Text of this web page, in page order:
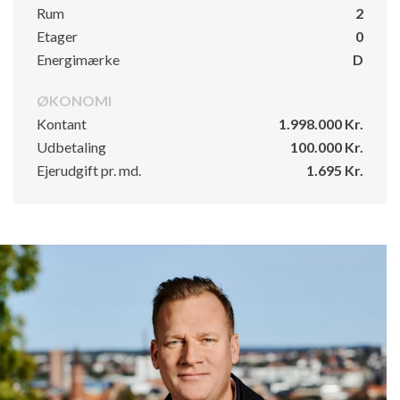
Rum
2
Etager
0
Energimærke
D
ØKONOMI
Kontant
1.998.000 Kr.
Udbetaling
100.000 Kr.
Ejerudgift pr. md.
1.695 Kr.